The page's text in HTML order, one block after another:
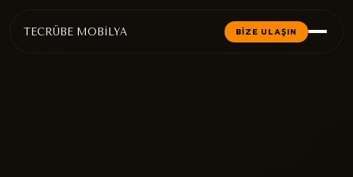
TECRÜBE MOBİLYA BİZE ULAŞIN